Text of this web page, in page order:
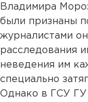
Владимира
были признаны
журналистами
расследования
неведения им
специально
Однако в ГСУ